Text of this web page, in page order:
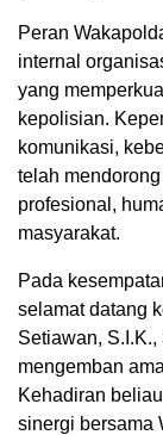
Peran
internal
yang
kepolisian.
komunikasi,
telah
profesional,
masyarakat.
Pada
selamat datang
Setiawan,
mengemban
Kehadiran
sinergi bersama